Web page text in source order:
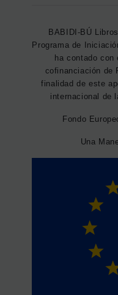
BABIDI-BÚ
Programa de
ha contado con
cofinanciación de
finalidad de este
internacional de
Fondo
Una